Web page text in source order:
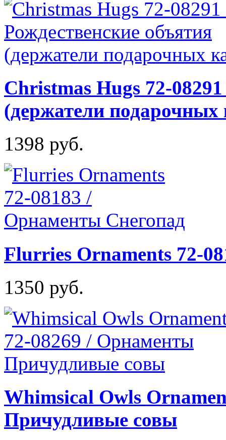
Christmas Hugs 72-
(держатели подарочных
1398 руб.
Flurries Ornaments 72-
1350 руб.
Whimsical Owls
Причудливые совы